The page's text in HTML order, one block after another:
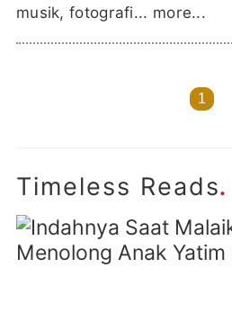
musik, fotografi... more...
1
Timeless Reads.